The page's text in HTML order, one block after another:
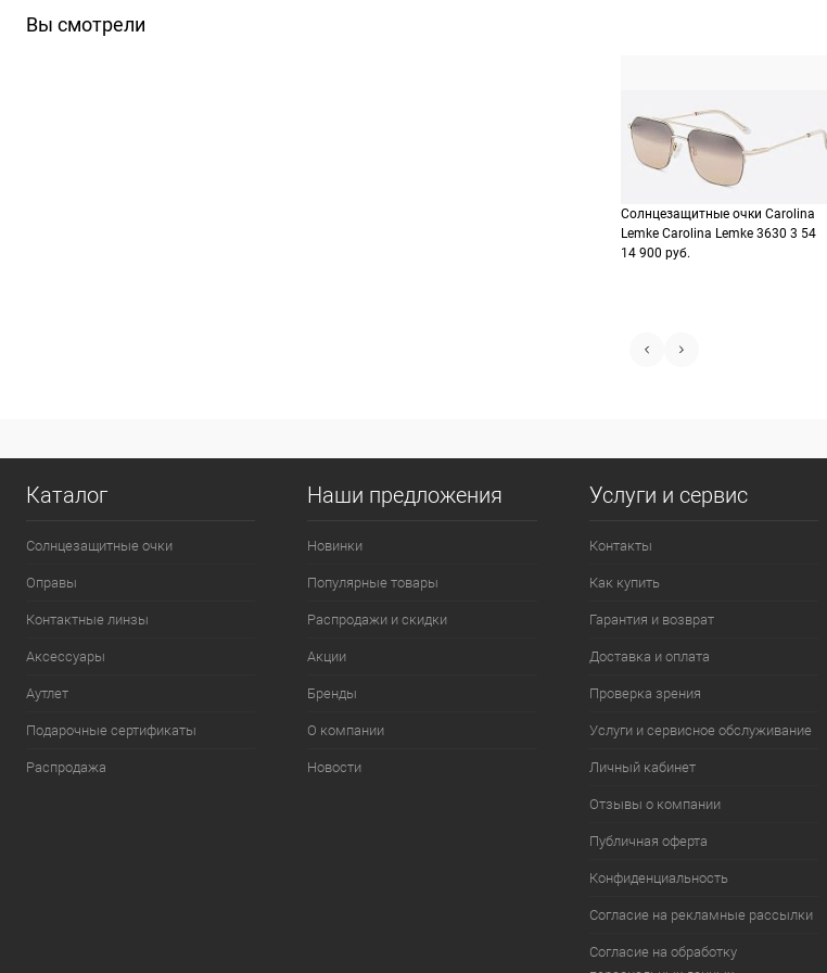
Вы смотрели
Солнцезащитные очки Carolina
Lemke Carolina Lemke 3630 3 54
14 900 руб.
Каталог
Солнцезащитные очки
Оправы
Контактные линзы
Аксессуары
Аутлет
Подарочные сертификаты
Распродажа
Наши предложения
Новинки
Популярные товары
Распродажи и скидки
Акции
Бренды
О компании
Новости
Услуги и сервис
Контакты
Как купить
Гарантия и возврат
Доставка и оплата
Проверка зрения
Услуги и сервисное обслуживание
Личный кабинет
Отзывы о компании
Публичная оферта
Конфиденциальность
Согласие на рекламные рассылки
Согласие на обработку